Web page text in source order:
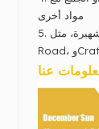
مواد أخرى
5. مثل: Country
عنا